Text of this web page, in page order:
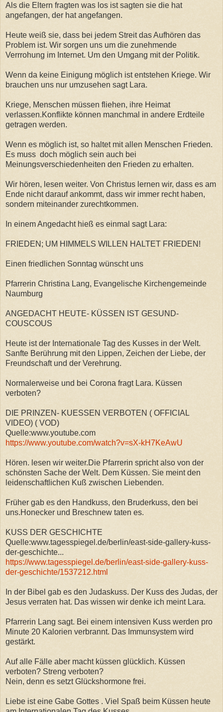
Als die Eltern fragten was los ist sagten sie die hat
angefangen, der hat angefangen.
Heute weiß sie, dass bei jedem Streit das Aufhören das
Problem ist. Wir sorgen uns um die zunehmende
Verrrohung im Internet. Um den Umgang mit der Politik.
Wenn da keine Einigung möglich ist entstehen Kriege. Wir
brauchen uns nur umzusehen sagt Lara.
Kriege, Menschen müssen fliehen, ihre Heimat
verlassen.Konflikte können manchmal in andere Erdteile
getragen werden.
Wenn es möglich ist, so haltet mit allen Menschen Frieden.
Es muss doch möglich sein auch bei
Meinungsverschiedenheiten den Frieden zu erhalten.
Wir hören, lesen weiter. Von Christus lernen wir, dass es am
Ende nicht darauf ankommt, dass wir immer recht haben,
sondern miteinander zurechtkommen.
In einem Angedacht hieß es einmal sagt Lara:
FRIEDEN; UM HIMMELS WILLEN HALTET FRIEDEN!
Einen friedlichen Sonntag wünscht uns
Pfarrerin Christina Lang, Evangelische Kirchengemeinde
Naumburg
ANGEDACHT HEUTE- KÜSSEN IST GESUND-
COUSCOUS
Heute ist der Internationale Tag des Kusses in der Welt.
Sanfte Berührung mit den Lippen, Zeichen der Liebe, der
Freundschaft und der Verehrung.
Normalerweise und bei Corona fragt Lara. Küssen
verboten?
DIE PRINZEN- KUESSEN VERBOTEN ( OFFICIAL
VIDEO) ( VOD)
Quelle:www.youtube.com
https://www.youtube.com/watch?v=sX-kH7KeAwU
Hören. lesen wir weiter.Die Pfarrerin spricht also von der
schönsten Sache der Welt. Dem Küssen. Sie meint den
leidenschaftlichen Kuß zwischen Liebenden.
Früher gab es den Handkuss, den Bruderkuss, den bei
uns.Honecker und Breschnew taten es.
KUSS DER GESCHICHTE
Quelle:www.tagesspiegel.de/berlin/east-side-gallery-kuss-
der-geschichte...
https://www.tagesspiegel.de/berlin/east-side-gallery-kuss-
der-geschichte/1537212.html
In der Bibel gab es den Judaskuss. Der Kuss des Judas, der
Jesus verraten hat. Das wissen wir denke ich meint Lara.
Pfarrerin Lang sagt. Bei einem intensiven Kuss werden pro
Minute 20 Kalorien verbrannt. Das Immunsystem wird
gestärkt.
Auf alle Fälle aber macht küssen glücklich. Küssen
verboten? Streng verboten?
Nein, denn es setzt Glückshormone frei.
Liebe ist eine Gabe Gottes . Viel Spaß beim Küssen heute